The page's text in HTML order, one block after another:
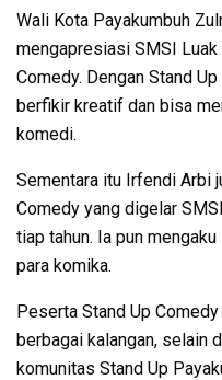
Wali Kota Payakumbuh
mengapresiasi SMSI
Comedy. Dengan Stand
berfikir kreatif dan bisa
komedi.
Sementara itu Irfendi Arbi
Comedy yang digelar
tiap tahun. Ia pun
para komika.
Peserta Stand Up
berbagai kalangan, selain
komunitas Stand Up